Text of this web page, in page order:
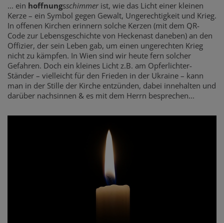
... ein hoffnungsschimmerist, wie das Licht einer kleinen
Kerze – ein Symbol gegen Gewalt, Ungerechtigkeit und Krieg.
In offenen Kirchen erinnern solche Kerzen (mit dem QR-
Code zur Lebensgeschichte von Heckenast daneben) an den
Offizier, der sein Leben gab, um einen ungerechten Krieg
nicht zu kämpfen. In Wien sind wir heute fern solcher
Gefahren. Doch ein kleines Licht z.B. am Opferlichter-
Ständer – vielleicht für den Frieden in der Ukraine – kann
man in der Stille der Kirche entzünden, dabei innehalten und
darüber nachsinnen & es mit dem Herrn besprechen...